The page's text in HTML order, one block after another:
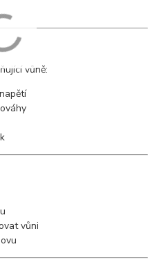
vůně:
vůni